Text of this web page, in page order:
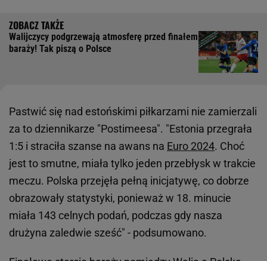
Walijczycy podgrzewają atmosferę przed finałem
baraży! Tak piszą o Polsce
Pastwić się nad estońskimi piłkarzami nie zamierzali
za to dziennikarze "Postimeesa". "Estonia przegrała
1:5 i straciła szanse na awans na Euro 2024. Choć
jest to smutne, miała tylko jeden przebłysk w trakcie
meczu. Polska przejęła pełną inicjatywę, co dobrze
obrazowały statystyki, ponieważ w 18. minucie
miała 143 celnych podań, podczas gdy nasza
drużyna zaledwie sześć" - podsumowano.